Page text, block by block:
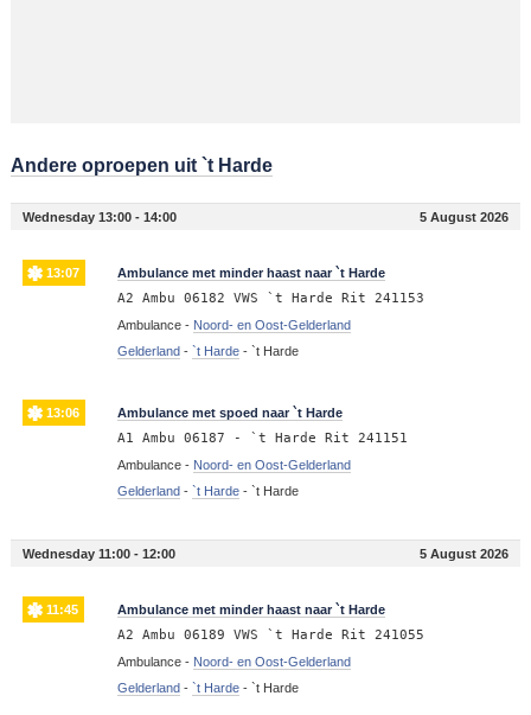
Andere oproepen uit `t Harde
Wednesday 13:00 - 14:00 5 August 2026
13:07 Ambulance met minder haast naar `t Harde
A2 Ambu 06182 VWS `t Harde Rit 241153
Ambulance - Noord- en Oost-Gelderland
Gelderland- `t Harde- `t Harde
13:06 Ambulance met spoed naar `t Harde
A1 Ambu 06187 - `t Harde Rit 241151
Ambulance - Noord- en Oost-Gelderland
Gelderland- `t Harde- `t Harde
Wednesday 11:00 - 12:00 5 August 2026
11:45 Ambulance met minder haast naar `t Harde
A2 Ambu 06189 VWS `t Harde Rit 241055
Ambulance - Noord- en Oost-Gelderland
Gelderland- `t Harde- `t Harde